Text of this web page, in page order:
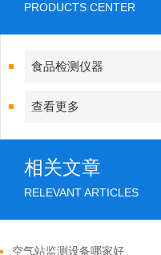
PRODUCTS CENTER
食品检测仪器
查看更多
相关文章
RELEVANT ARTICLES
空气站监测设备哪家好